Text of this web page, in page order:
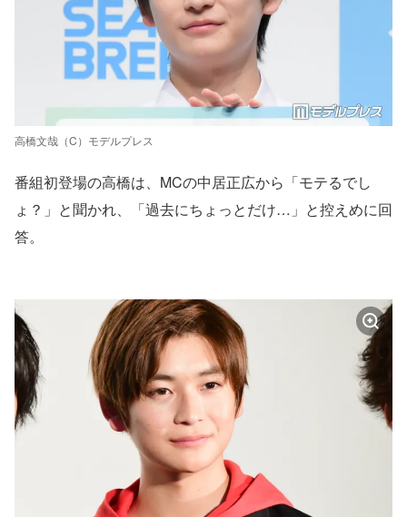
高橋文哉（C）モデルプレス
番組初登場の高橋は、MCの中居正広から「モテるでし
ょ？」と聞かれ、「過去にちょっとだけ…」と控えめに回
答。